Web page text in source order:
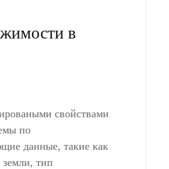
в
свойствами
по
данные, такие как
земли, тип